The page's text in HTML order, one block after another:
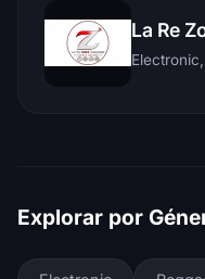
La Re
Explorar por